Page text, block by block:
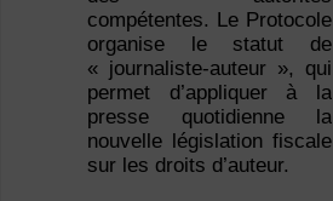
compétentes. Le Protocole
organise le statut de
« journaliste-auteur », qui
permet d’appliquer à la
presse quotidienne la
nouvelle législation fiscale
sur les droits d’auteur.